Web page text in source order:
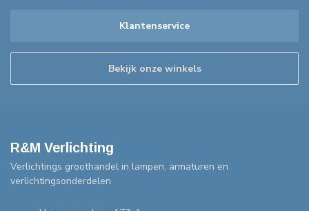
Klantenservice
Bekijk onze winkels
R&M Verlichting
Verlichtings groothandel in lampen, armaturen en
verlichtingsonderdelen